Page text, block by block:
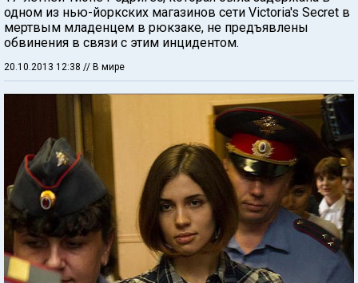
одном из нью-йоркских магазинов сети Victoria's Secret в
мертвым младенцем в рюкзаке, не предъявлены
обвинения в связи с этим инцидентом.
20.10.2013 12:38 // В мире